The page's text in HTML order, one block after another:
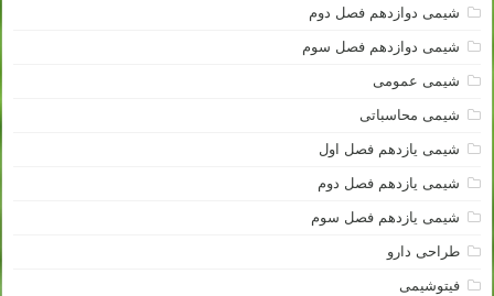
شیمی دوازدهم فصل دوم
شیمی دوازدهم فصل سوم
شیمی عمومی
شیمی محاسباتی
شیمی یازدهم فصل اول
شیمی یازدهم فصل دوم
شیمی یازدهم فصل سوم
طراحی دارو
فیتوشیمی